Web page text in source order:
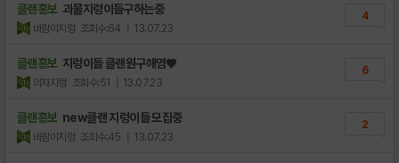
클랜홍보 괴물지렁이들구하는중
바람이지렁 조회수:64 | 13.07.23
4
클랜홍보 지렁이들 클랜원구해염♥
의자지렁 조회수:51 | 13.07.23
6
클랜홍보 new클랜 지렁이들 모집중
바람이지렁 조회수:45 | 13.07.23
2